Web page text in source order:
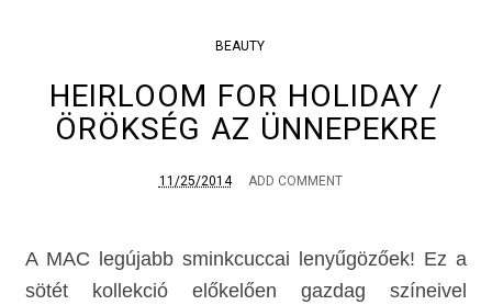
BEAUTY
HEIRLOOM FOR HOLIDAY /
ÖRÖKSÉG AZ ÜNNEPEKRE
11/25/2014 ADD COMMENT
A MAC legújabb sminkcuccai lenyűgözőek! Ez a
sötét kollekció előkelően gazdag színeivel